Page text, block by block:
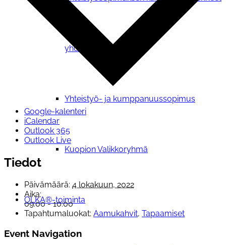
yhdistykset
Yhteistyö- ja kumppanuussopimus
Kuopion Valikkoryhmä
OLKA®-toiminta
Google-kalenteri
iCalendar
Outlook 365
Outlook Live
Tiedot
Päivämäärä: 4 lokakuun, 2022
Aika:
09:00 - 10:00
Tapahtumaluokat: Aamukahvit, Tapaamiset
Event Navigation